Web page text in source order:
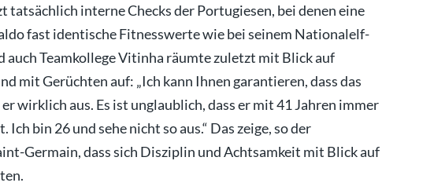
tatsächlich interne Checks der Portugiesen, bei denen eine
fast identische Fitnesswerte wie bei seinem Nationalelf-
Teamkollege Vitinha räumte zuletzt mit Blick auf
mit Gerüchten auf: „Ich kann Ihnen garantieren, dass das
wirklich aus. Es ist unglaublich, dass er mit 41 Jahren immer
Ich bin 26 und sehe nicht so aus.“ Das zeige, so der
Germain, dass sich Disziplin und Achtsamkeit mit Blick auf